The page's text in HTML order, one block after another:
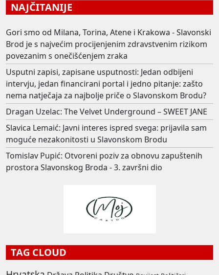
NAJČITANIJE
Gori smo od Milana, Torina, Atene i Krakowa - Slavonski
Brod je s najvećim procijenjenim zdravstvenim rizikom
povezanim s onečišćenjem zraka
Usputni zapisi, zapisane usputnosti: Jedan odbijeni
intervju, jedan financirani portal i jedno pitanje: zašto
nema natječaja za najbolje priče o Slavonskom Brodu?
Dragan Uzelac: The Velvet Underground – SWEET JANE
Slavica Lemaić: Javni interes ispred svega: prijavila sam
moguće nezakonitosti u Slavonskom Brodu
Tomislav Pupić: Otvoreni poziv za obnovu zapuštenih
prostora Slavonskog Broda - 3. završni dio
TAG CLOUD